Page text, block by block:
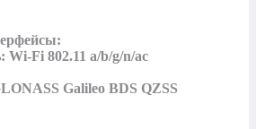
Wi-Fi 802.11 a/b/g/n/ac
Galileo BDS QZSS